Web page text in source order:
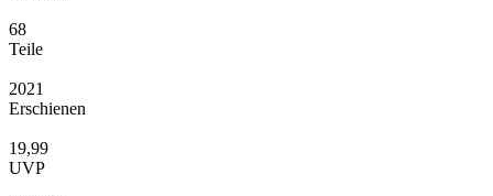
68
Teile
2021
Erschienen
19,99
UVP